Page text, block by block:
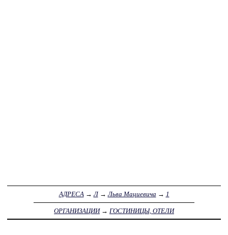
АДРЕСА→Л→Льва Мациевича → 1
ОРГАНИЗАЦИИ→ ГОСТИНИЦЫ, ОТЕЛИ